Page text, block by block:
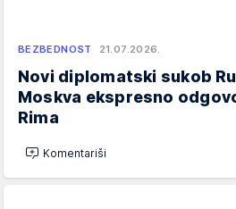
BEZBEDNOST 21.07.2026.
Novi diplomatski sukob
Moskva ekspresno
Rima
Komentariši